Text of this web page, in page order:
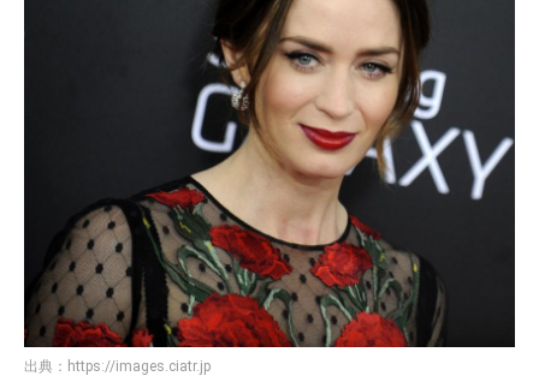
出典： https://images.ciatr.jp